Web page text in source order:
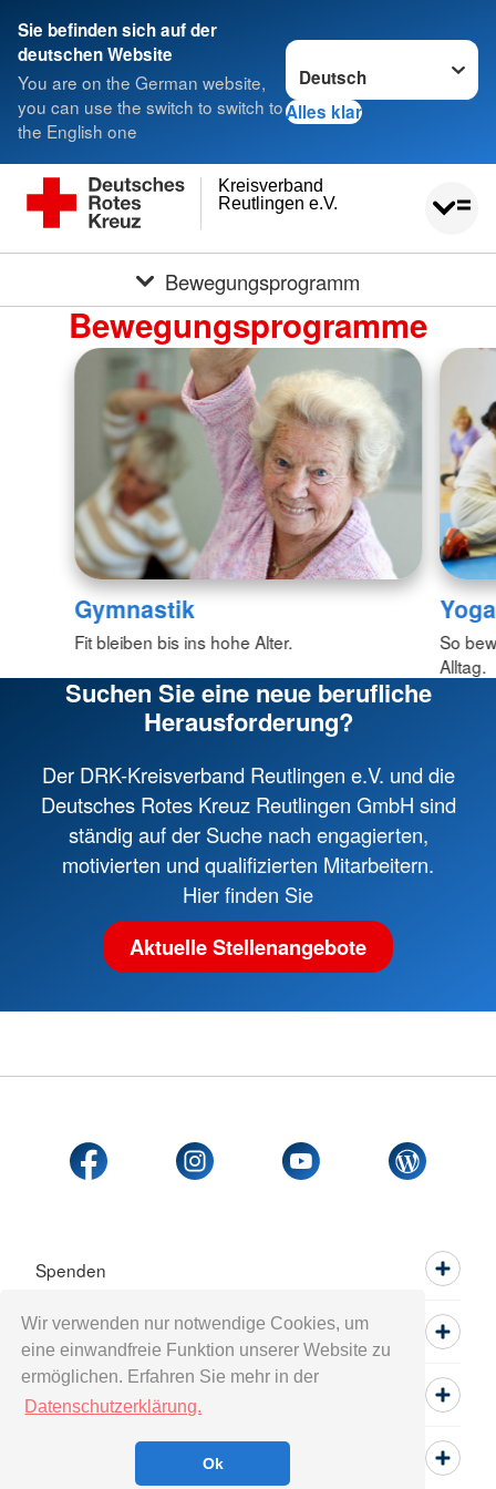
Wir verwenden nur notwendige Cookies, um
eine einwandfreie Funktion unserer Website zu
ermöglichen. Erfahren Sie mehr in der
Datenschutzerklärung.
Ok
Sie befinden sich auf der
deutschen Website
You are on the German website,
you can use the switch to switch to
the English one
Sprache wechseln zu
Alles klar
Reutlingen e.V.
Kreisverband
Bewegungsprogramm
Bewegungsprogramme
Gymnastik
Fit bleiben bis ins hohe Alter.
Yoga
So
Alltag.
Suchen Sie eine neue berufliche
Herausforderung?
Der DRK-Kreisverband Reutlingen e.V. und die
Deutsches Rotes Kreuz Reutlingen GmbH sind
ständig auf der Suche nach engagierten,
motivierten und qualifizierten Mitarbeitern.
Hier finden Sie
Aktuelle Stellenangebote
Spenden
Mitwirken
Informieren